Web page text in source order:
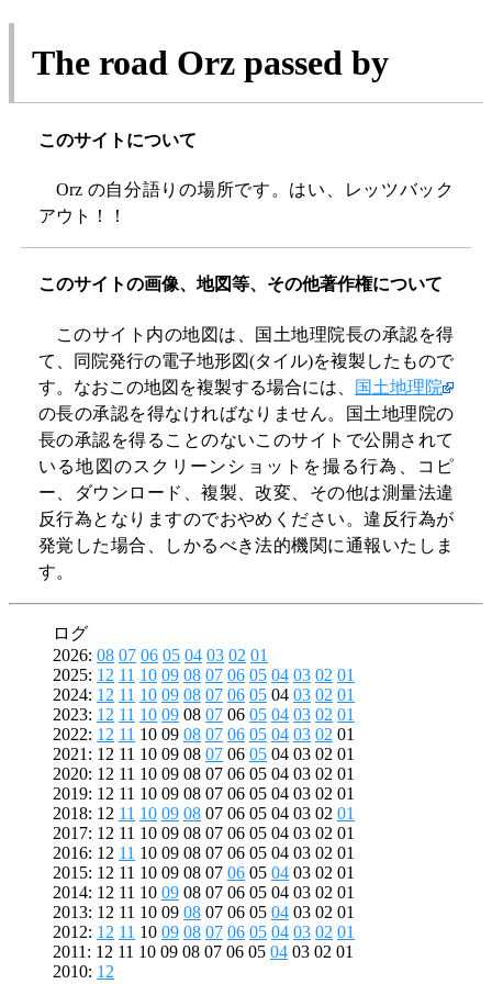
The road Orz passed by
このサイトについて
Orz の自分語りの場所です。はい、レッツバック
アウト！！
このサイトの画像、地図等、その他著作権について
このサイト内の地図は、国土地理院長の承認を得
て、同院発行の電子地形図(タイル)を複製したもので
す。なおこの地図を複製する場合には、
国土地理院
の長の承認を得なければなりません。国土地理院の
長の承認を得ることのないこのサイトで公開されて
いる地図のスクリーンショットを撮る行為、コピ
ー、ダウンロード、複製、改変、その他は測量法違
反行為となりますのでおやめください。違反行為が
発覚した場合、しかるべき法的機関に通報いたしま
す。
ログ
2026: 08 07 06 05 04 03 02 01
2025: 12 11 10 09 08 07 06 05 04 03 02 01
2024: 12 11 10 09 08 07 06 05 04 03 02 01
2023: 12 11 10 09 08 07 06 05 04 03 02 01
2022: 12 11 10 09 08 07 06 05 04 03 02 01
2021: 12 11 10 09 08 07 06 05 04 03 02 01
2020: 12 11 10 09 08 07 06 05 04 03 02 01
2019: 12 11 10 09 08 07 06 05 04 03 02 01
2018: 12 11 10 09 08 07 06 05 04 03 02 01
2017: 12 11 10 09 08 07 06 05 04 03 02 01
2016: 12 11 10 09 08 07 06 05 04 03 02 01
2015: 12 11 10 09 08 07 06 05 04 03 02 01
2014: 12 11 10 09 08 07 06 05 04 03 02 01
2013: 12 11 10 09 08 07 06 05 04 03 02 01
2012: 12 11 10 09 08 07 06 05 04 03 02 01
2011: 12 11 10 09 08 07 06 05 04 03 02 01
2010: 12